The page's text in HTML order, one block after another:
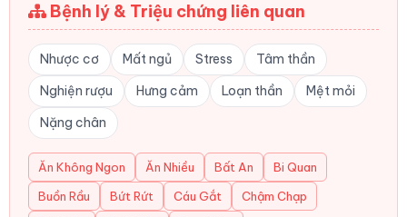
Bệnh lý & Triệu chứng liên quan
Nhược cơ Mất ngủ Stress
Tâm thần
Nghiện rượu
Hưng cảm Loạn thần
Mệt mỏi
Nặng chân
Ăn Không Ngon Ăn Nhiều Bất An
Bi Quan
Buồn Rầu
Bứt Rứt Cáu Gắt
Chậm Chạp